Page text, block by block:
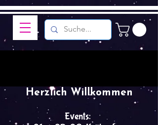
Events:
Herzlich Willkommen